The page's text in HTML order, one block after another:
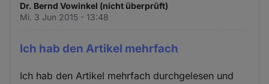
Dr. Bernd Vowinkel (nicht überprüft)
Mi. 3 Jun 2015 - 13:48
Ich hab den Artikel mehrfach
Ich hab den Artikel mehrfach durchgelesen und